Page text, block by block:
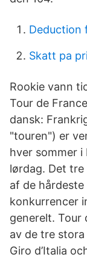
Deduction
Skatt pa
Rookie vann
Tour de
dansk:
"touren") er
hver sommer i
lørdag. Det
af de
konkurrencer
generelt. Tour
av de tre
Giro d’Italia